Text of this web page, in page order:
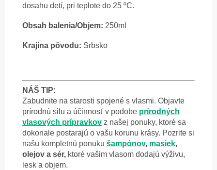
dosahu detí, pri teplote do 25 ºC.
Obsah balenia/Objem: 250ml
Krajina pôvodu: Srbsko
NÁŠ TIP:
Zabudnite na starosti spojené s vlasmi. Objavte
prírodnú silu a účinnosť v podobe prírodných
vlasových prípravkov z našej ponuky, ktoré sa
dokonale postarajú o vašu korunu krásy. Pozrite si
našu kompletnú ponuku šampónov, masiek,
olejov a sér, ktoré vašim vlasom dodajú výživu,
lesk a objem.